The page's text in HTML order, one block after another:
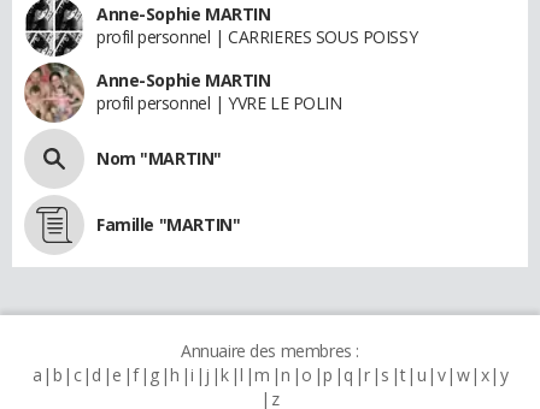
Anne-Sophie MARTIN
profil personnel | CARRIERES SOUS POISSY
Anne-Sophie MARTIN
profil personnel | YVRE LE POLIN
Nom "MARTIN"
Famille "MARTIN"
Annuaire des membres :
a b c d e f g h i j k l m n o p q r s t u v w x y
z